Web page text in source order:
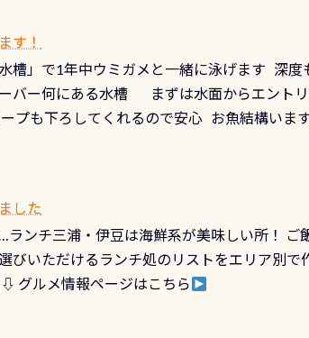
ている箇所などもあり、なかなか海では見ら
す！ 特別天然記念物「オオサンショウウオ
ウウオ」です 大きなものでは体長1mを超え
なりの確立で見ることが出来ます特別天然記
注意事項】※ PADI Freediver、Mermaid、
のディスティンクティブ・スペシャルティ
定でも、2027年1月以降に発行されるカー
を始めるきっかけは人それぞれ。でも、「
年限定企画です。コースを修了されたら、ぜ
ンス 受講したPADIダイブセンター／リゾ
す！
槽」で1年中ウミガメと一緒に泳げます 深
バー何にある水槽 まずは水面からエント
プも下ろしてくれるので安心 お魚結構いま
窓からも見ることが出来るので、付き添い
ます是非ご参加ください！ 写真撮影の練習
詳しくは 詳細はこちら
した
ランチ三浦・伊豆は海鮮系が美味しい所！
びいただけるランチ処のリストをエリア別
グルメ情報ページはこちら